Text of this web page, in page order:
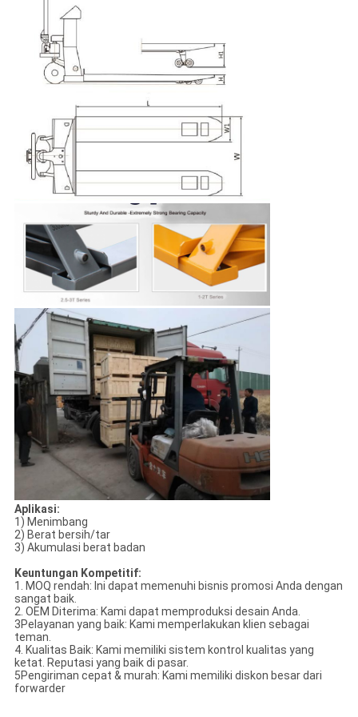
Aplikasi:
1) Menimbang
2) Berat bersih/tar
3) Akumulasi berat badan
Keuntungan Kompetitif:
1. MOQ rendah: Ini dapat memenuhi bisnis promosi Anda dengan
sangat baik.
2. OEM Diterima: Kami dapat memproduksi desain Anda.
3Pelayanan yang baik: Kami memperlakukan klien sebagai
teman.
4. Kualitas Baik: Kami memiliki sistem kontrol kualitas yang
ketat. Reputasi yang baik di pasar.
5Pengiriman cepat & murah: Kami memiliki diskon besar dari
forwarder